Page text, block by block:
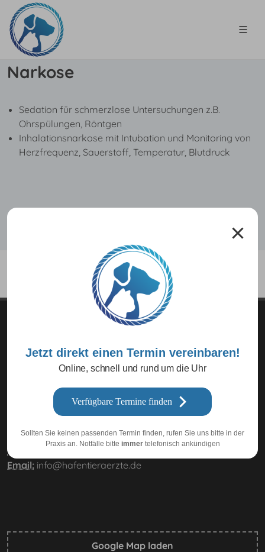
Narkose
Sedation für schmerzlose Untersuchungen z.B.
Ohrspülungen, Röntgen
Inhalationsnarkose mit Intubation und Monitoring von
Herzfrequenz, Sauerstoff, Temperatur, Blutdruck
Dock DocsTierärztegesellschaft bR
Dr. Andreas Kromik, Nico Goldammer
Am Fischereihafen 115
18069 Rostock
Telefon:
Email: info@hafentieraerzte.de
Google Map laden
Jetzt direkt einen Termin vereinbaren!
Online, schnell und rund um die Uhr
Verfügbare Termine finden
Sollten Sie keinen passenden Termin finden, rufen Sie uns bitte in der
Praxis an. Notfälle bitte immertelefonisch ankündigen